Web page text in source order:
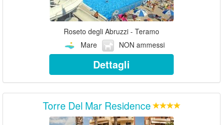
Roseto degli Abruzzi - Teramo
Mare
NON ammessi
Dettagli
Torre Del Mar Residence